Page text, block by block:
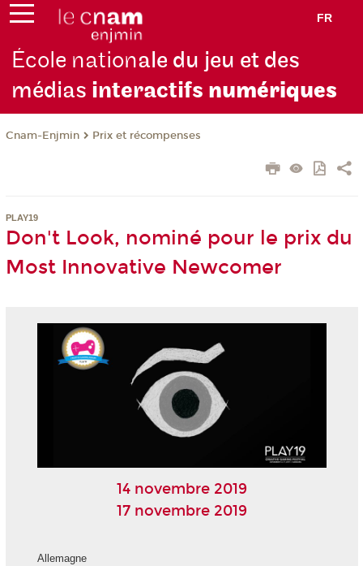
FR
École nationale du jeu et des
médias interactifs numériques
Cnam-Enjmin Prix et récompenses
PLAY19
Don't Look, nominé pour le prix du
Most Innovative Newcomer
14 novembre 2019
17 novembre 2019
Allemagne